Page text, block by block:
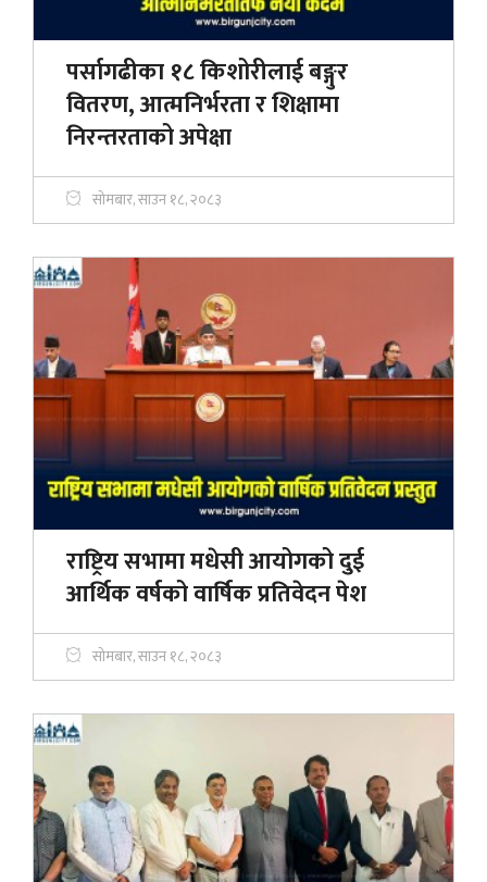
पर्सागढीका १८ किशोरीलाई बङ्गुर
वितरण, आत्मनिर्भरता र शिक्षामा
निरन्तरताको अपेक्षा
सोमबार, साउन १८, २०८३
राष्ट्रिय सभामा मधेसी आयोगको दुई
आर्थिक वर्षको वार्षिक प्रतिवेदन पेश
सोमबार, साउन १८, २०८३